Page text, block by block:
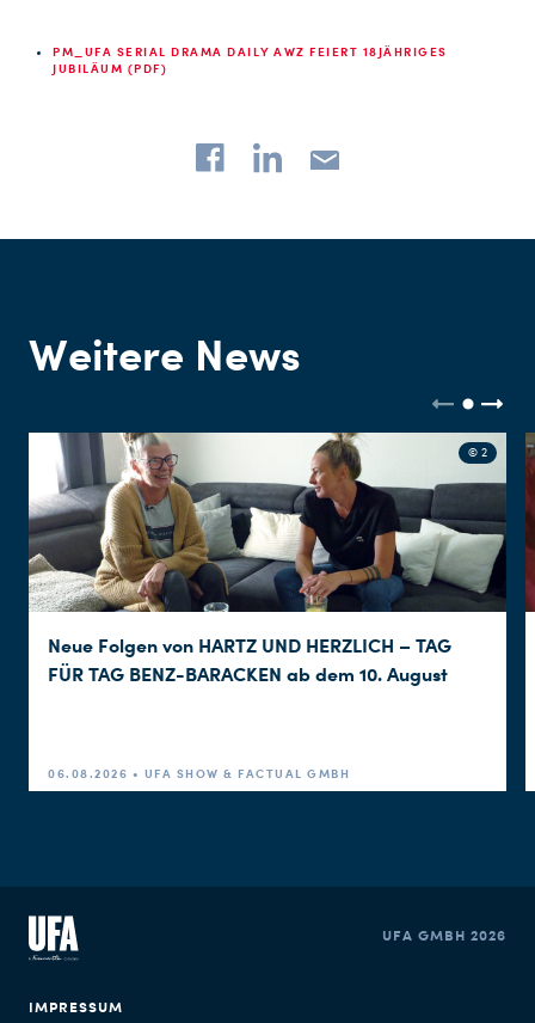
PM_UFA SERIAL DRAMA DAILY AWZ FEIERT 18JÄHRIGES
JUBILÄUM (PDF)
Weitere News
© 2
Neue Folgen von HARTZ UND HERZLICH – TAG
FÜR TAG BENZ-BARACKEN ab dem 10. August
06.08.2026 • UFA SHOW & FACTUAL GMBH
IMPRESSUM
UFA GMBH 2026